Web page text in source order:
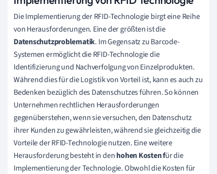
Die Implementierung der RFID-Technologie birgt eine Reihe
von Herausforderungen. Eine der größten ist die
Datenschutzproblematik. Im Gegensatz zu Barcode-
Systemen ermöglicht die RFID-Technologie die
Identifizierung und Nachverfolgung von Einzelprodukten.
Während dies für die Logistik von Vorteil ist, kann es auch zu
Bedenken bezüglich des Datenschutzes führen. So können
Unternehmen rechtlichen Herausforderungen
gegenüberstehen, wenn sie versuchen, den Datenschutz
ihrer Kunden zu gewährleisten, während sie gleichzeitig die
Vorteile der RFID-Technologie nutzen. Eine weitere
Herausforderung besteht in denhohen Kosten für die
Implementierung der Technologie. Obwohl die Kosten für